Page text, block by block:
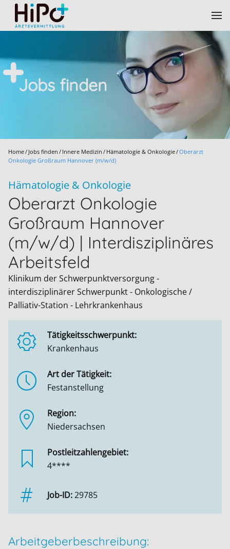
Skip to main content
Jobs finden
Home Jobs finden Innere Medizin Hämatologie & Onkologie Oberarzt
Onkologie Großraum Hannover (m/w/d)
Hämatologie & Onkologie
Oberarzt Onkologie
Großraum Hannover
(m/w/d) | Interdisziplinäres
Arbeitsfeld
Klinikum der Schwerpunktversorgung -
interdisziplinärer Schwerpunkt - Onkologische /
Palliativ-Station - Lehrkrankenhaus
Tätigkeitsschwerpunkt:
Krankenhaus
Art der Tätigkeit:
Festanstellung
Region:
Niedersachsen
Postleitzahlengebiet:
4****
Job-ID:29785
Arbeitgeberbeschreibung: